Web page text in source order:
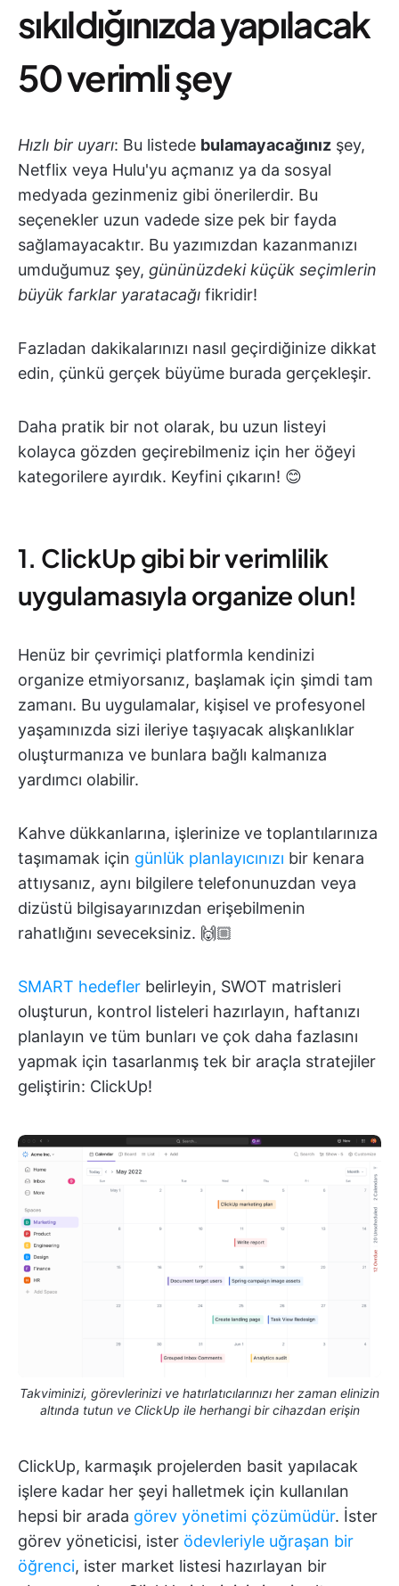
sıkıldığınızda yapılacak
50 verimli şey
Hızlı bir uyarı: Bu listede bulamayacağınız şey,
Netflix veya Hulu'yu açmanız ya da sosyal
medyada gezinmeniz gibi önerilerdir. Bu
seçenekler uzun vadede size pek bir fayda
sağlamayacaktır. Bu yazımızdan kazanmanızı
umduğumuz şey, gününüzdeki küçük seçimlerin
büyük farklar yaratacağı fikridir!
Fazladan dakikalarınızı nasıl geçirdiğinize dikkat
edin, çünkü gerçek büyüme burada gerçekleşir.
Daha pratik bir not olarak, bu uzun listeyi
kolayca gözden geçirebilmeniz için her öğeyi
kategorilere ayırdık. Keyfini çıkarın! 😊
1. ClickUp gibi bir verimlilik
uygulamasıyla organize olun!
Henüz bir çevrimiçi platformla kendinizi
organize etmiyorsanız, başlamak için şimdi tam
zamanı. Bu uygulamalar, kişisel ve profesyonel
yaşamınızda sizi ileriye taşıyacak alışkanlıklar
oluşturmanıza ve bunlara bağlı kalmanıza
yardımcı olabilir.
Kahve dükkanlarına, işlerinize ve toplantılarınıza
taşımamak için günlük planlayıcınızı bir kenara
attıysanız, aynı bilgilere telefonunuzdan veya
dizüstü bilgisayarınızdan erişebilmenin
rahatlığını seveceksiniz. 🙌🏼
SMART hedefler belirleyin, SWOT matrisleri
oluşturun, kontrol listeleri hazırlayın, haftanızı
planlayın ve tüm bunları ve çok daha fazlasını
yapmak için tasarlanmış tek bir araçla stratejiler
geliştirin: ClickUp!
Takviminizi, görevlerinizi ve hatırlatıcılarınızı her zaman elinizin
altında tutun ve ClickUp ile herhangi bir cihazdan erişin
ClickUp, karmaşık projelerden basit yapılacak
işlere kadar her şeyi halletmek için kullanılan
hepsi bir arada görev yönetimi çözümüdür. İster
görev yöneticisi, ister ödevleriyle uğraşan bir
öğrenci, ister market listesi hazırlayan bir